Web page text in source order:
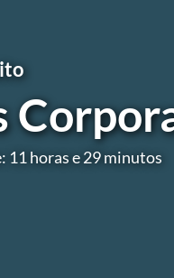
11 horas e 29 minutos